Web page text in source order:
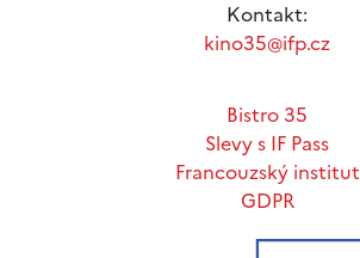
Kontakt:
kino35@ifp.cz
Bistro 35
Slevy s IF Pass
Francouzský institut
GDPR